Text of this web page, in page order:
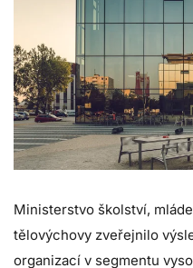
Ministerstvo školství,
tělovýchovy zveřejnilo
organizací v segmentu